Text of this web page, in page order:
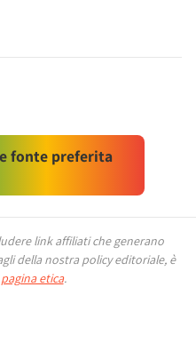
fonte preferita
link affiliati che generano
della nostra policy editoriale, è
pagina etica.